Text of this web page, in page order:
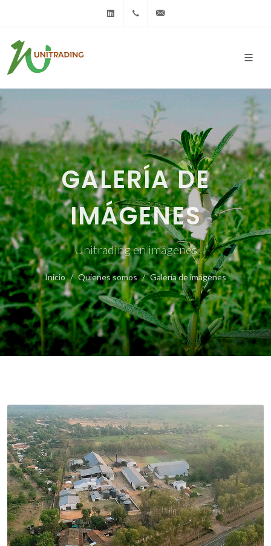
LINKEDIN+595 21 604 250
GALERÍA DE
IMÁGENES
Unitrading en imágenes
Inicio Quienes somos Galería de imágenes